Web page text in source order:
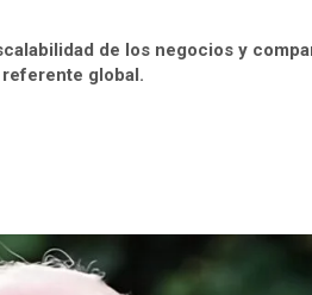
de los negocios y
global.